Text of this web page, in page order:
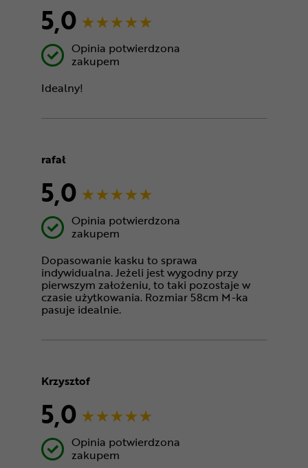
5,0
Opinia potwierdzona
zakupem
Idealny!
rafał
5,0
Opinia potwierdzona
zakupem
Dopasowanie kasku to sprawa
indywidualna. Jeżeli jest wygodny przy
pierwszym założeniu, to taki pozostaje w
czasie użytkowania. Rozmiar 58cm M-ka
pasuje idealnie.
Krzysztof
5,0
Opinia potwierdzona
zakupem